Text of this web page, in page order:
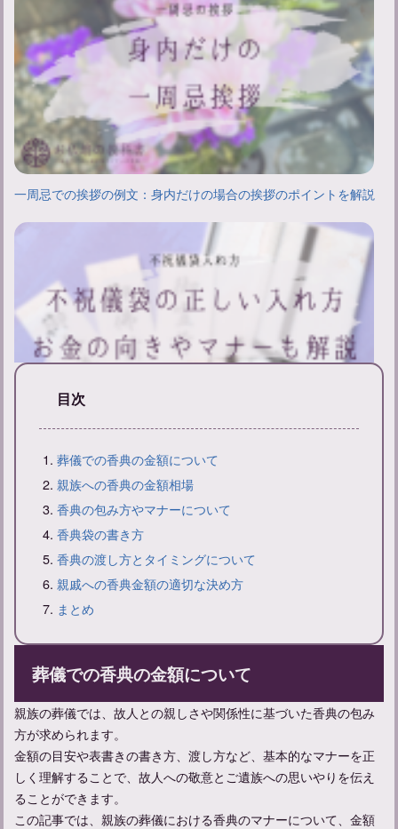
一周忌での挨拶の例文：身内だけの場合の挨拶のポイントを解説
目次
葬儀での香典の金額について
親族への香典の金額相場
香典の包み方やマナーについて
香典袋の書き方
香典の渡し方とタイミングについて
親戚への香典金額の適切な決め方
まとめ
葬儀での香典の金額について
親族の葬儀では、故人との親しさや関係性に基づいた香典の包み
方が求められます。
金額の目安や表書きの書き方、渡し方など、基本的なマナーを正
しく理解することで、故人への敬意とご遺族への思いやりを伝え
ることができます。
この記事では、親族の葬儀における香典のマナーについて、金額